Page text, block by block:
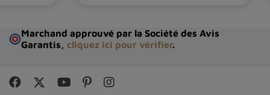
Marchand approuvé par la Société des Avis
Garantis, cliquez ici pour vérifier.